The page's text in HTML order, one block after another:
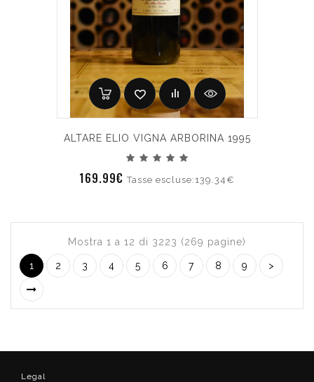
ALTARE ELIO VIGNA ARBORINA 1995
169.99€Tasse escluse:139.34€
Mostra 1 a 12 di 3223 (269 pagine)
1 2 3 4 5 6 7 8 9 >
Legal